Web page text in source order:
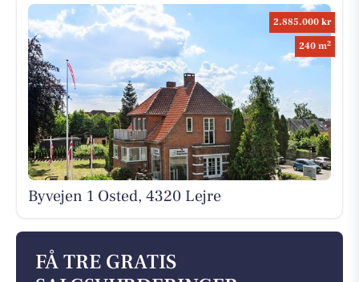
2.885.000 kr
240 m2
Byvejen 1 Osted, 4320 Lejre
FÅ TRE GRATIS